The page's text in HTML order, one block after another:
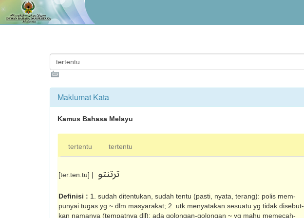
Maklumat Kata
Kamus Bahasa Melayu
tertentu tertentu
[ter.ten.tu] | ترتنتو
Definisi : 1. sudah ditentukan, sudah tentu (pasti, nyata, terang): polis mem­
punyai tugas yg ~ dlm masyarakat; 2. utk menyatakan sesuatu yg tidak disebut­
kan namanya (tempatnya dll): ada golongan-golongan ~ yg mahu mem­ecah-